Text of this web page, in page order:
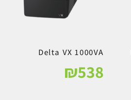
Delta VX 1000VA
₪538